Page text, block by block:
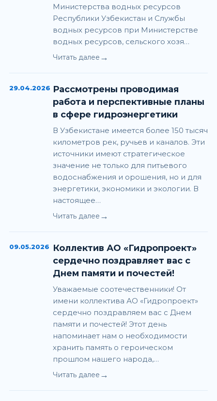
Министерства водных ресурсов
Республики Узбекистан и Службы
водных ресурсов при Министерстве
водных ресурсов, сельского хозя…
Читать далее →
29.04.2026 Рассмотрены проводимая
работа и перспективные планы
в сфере гидроэнергетики
В Узбекистане имеется более 150 тысяч
километров рек, ручьев и каналов. Эти
источники имеют стратегическое
значение не только для питьевого
водоснабжения и орошения, но и для
энергетики, экономики и экологии. В
настоящее…
Читать далее →
09.05.2026
Коллектив АО «Гидропроект»
сердечно поздравляет вас с
Днем памяти и почестей!
Уважаемые соотечественники! От
имени коллектива АО «Гидропроект»
сердечно поздравляем вас с Днем
памяти и почестей! Этот день
напоминает нам о необходимости
хранить память о героическом
прошлом нашего народа,…
Читать далее →